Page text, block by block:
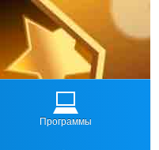
Программы